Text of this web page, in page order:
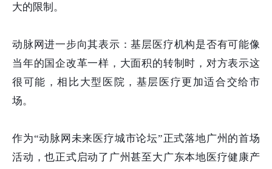
大的限制。
动脉网进一步向其表示：基层医疗机构是否有可能像
当年的国企改革一样，大面积的转制时，对方表示这
很可能，相比大型医院，基层医疗更加适合交给市
场。
作为“动脉网未来医疗城市论坛”正式落地广州的首场
活动，也正式启动了广州甚至大广东本地医疗健康产